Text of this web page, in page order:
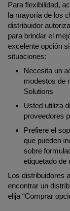
Para flexibilidad,
la mayoría de los
distribuidor
para brindar el
excelente opción
situaciones:
Necesita un
modestos de
Solutions
Usted utiliza
proveedores
Prefiere el
que pueden
sobre
etiquetado de
Los distribuidores
encontrar un
elija “Comprar